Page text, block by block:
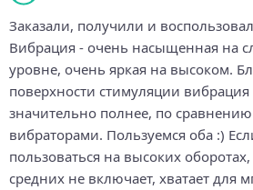
Заказали, получили и
Вибрация - очень насыщенная на
уровне, очень яркая на высоком.
поверхности стимуляции
значительно полнее, по
вибраторами. Пользуемся оба :)
пользоваться на высоких
средних не включает, хватает для